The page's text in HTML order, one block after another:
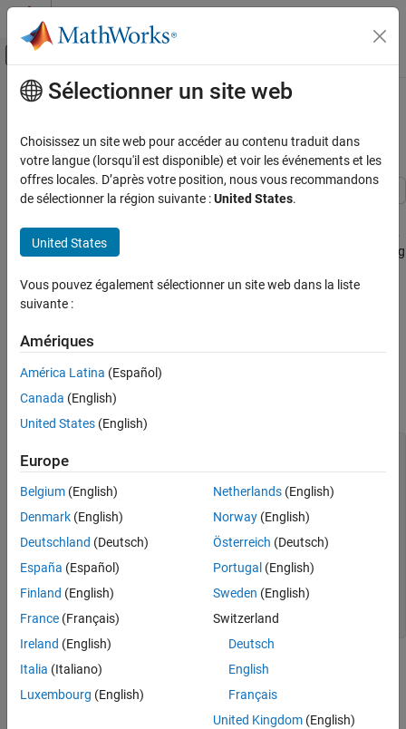
Passer au contenu
Activer/désactiver l'affichage du menu
Accueil de la documentation
Signal Processing Toolbox
Digital and Analog Filters
Multirate Signal Processing
Signal Upsampling and Interpolation Filtering
Contenu principal
Signal Upsampling and Interpolation
Filtering
lowpass interpolation filter with
– 1 zeros between every element of the original signal. Upsampling
upsampling can remove these imaging artifacts. In the time
domain, lowpass filtering interpolates the zeros inserted by
Create a discrete-time signal whose baseband spectral support is
. Plot the magnitude spectrum.
a = [1.0000 0.5000 0 0 0];
nf = 512;
b = fir2(nf-1,f,a);
Hx = fftshift(freqz(b,1,nf,
"whole" ));
plot(omega/pi,abs(Hx))
grid
xlabel("\times\pi rad/sample"
ylabel("Magnitude"
Sélectionner un site web
Choisissez un site web pour accéder au contenu traduit dans
votre langue (lorsqu'il est disponible) et voir les événements et les
offres locales. D’après votre position, nous vous recommandons
de sélectionner la région suivante :United States.
United States
Vous pouvez également sélectionner un site web dans la liste
suivante :
Amériques
América Latina (Español)
Canada (English)
United States (English)
Europe
Belgium (English)
Denmark (English)
Deutschland (Deutsch)
España (Español)
Finland (English)
France (Français)
Ireland (English)
Italia (Italiano)
Luxembourg (English)
Netherlands(English)
Norway(English)
Österreich (Deutsch)
Portugal (English)
Sweden (English)
Switzerland
Deutsch
English
Français
United Kingdom(English)